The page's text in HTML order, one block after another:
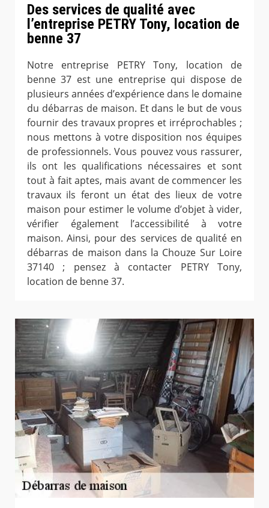
Des services de qualité avec
l’entreprise PETRY Tony, location de
benne 37
Notre entreprise PETRY Tony, location de
benne 37 est une entreprise qui dispose de
plusieurs années d’expérience dans le domaine
du débarras de maison. Et dans le but de vous
fournir des travaux propres et irréprochables ;
nous mettons à votre disposition nos équipes
de professionnels. Vous pouvez vous rassurer,
ils ont les qualifications nécessaires et sont
tout à fait aptes, mais avant de commencer les
travaux ils feront un état des lieux de votre
maison pour estimer le volume d’objet à vider,
vérifier également l’accessibilité à votre
maison. Ainsi, pour des services de qualité en
débarras de maison dans la Chouze Sur Loire
37140 ; pensez à contacter PETRY Tony,
location de benne 37.